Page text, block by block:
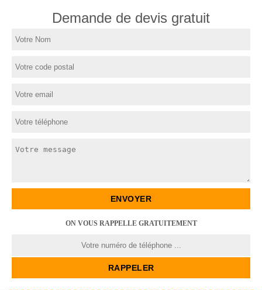
Demande de devis gratuit
ON VOUS RAPPELLE GRATUITEMENT